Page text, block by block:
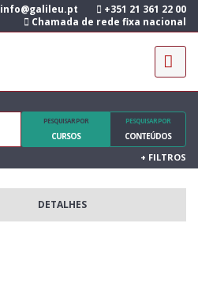
info@galileu.pt
+351 21 361 22 00
Chamada de rede fixa nacional
PESQUISAR POR
CURSOS
PESQUISAR POR
CONTEÚDOS
+ FILTROS
DETALHES